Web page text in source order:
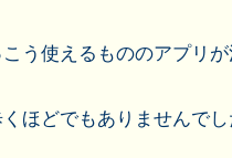
う使えるもののアプリが
ほどでもありませんでし